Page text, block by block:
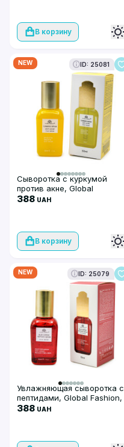
В корзину
NEW ID: 25081
Сыворотка с куркумой
против акне, Global
Fashion, Turmeric Serum
388 UAH
В корзину
NEW ID: 25079
Увлажняющая сыворотка с
пептидами, Global Fashion,
Blue Copper Peptides
388 UAH